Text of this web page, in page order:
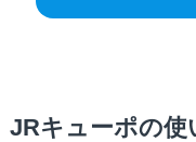
JRキューポの使